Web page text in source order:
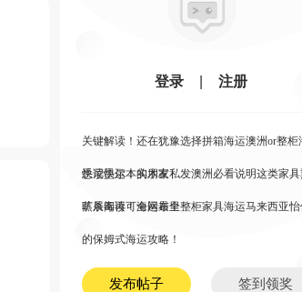
登录 注册
关键解读！还在犹豫选择拼箱海运澳洲or整柜
悉尼墨尔本的朋友
快读快运！实木家私发澳洲必看说明这类家
蒸杀毒再可海运布里
旷展阅读！全网最全整柜家具海运马来西亚
的保姆式海运攻略！
发布帖子 签到领奖